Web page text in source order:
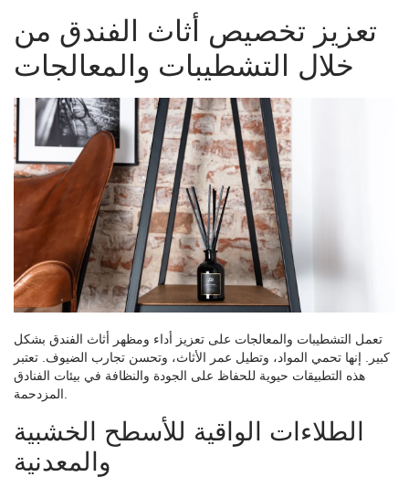
تعزيز تخصيص أثاث الفندق من
خلال التشطيبات والمعالجات
تعمل التشطيبات والمعالجات على تعزيز أداء ومظهر أثاث الفندق بشكل
كبير. إنها تحمي المواد، وتطيل عمر الأثاث، وتحسن تجارب الضيوف. تعتبر
هذه التطبيقات حيوية للحفاظ على الجودة والنظافة في بيئات الفنادق
الطلاءات الواقية للأسطح الخشبية
والمعدنية